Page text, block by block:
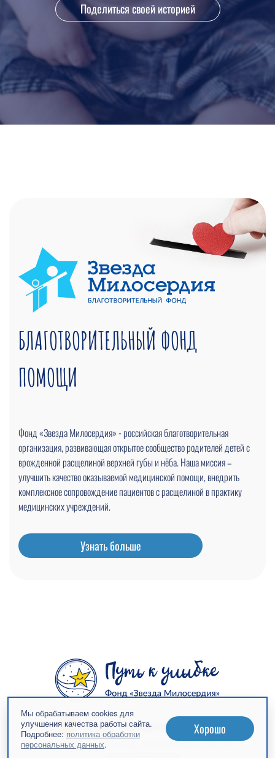
Поделиться своей историей
БЛАГОТВОРИТЕЛЬНЫЙ ФОНД
ПОМОЩИ
Фонд «Звезда Милосердия» - российская благотворительная
организация, развивающая открытое сообщество родителей детей с
врожденной расщелиной верхней губы и нёба. Наша миссия –
улучшить качество оказываемой медицинской помощи, внедрить
комплексное сопровождение пациентов с расщелиной в практику
медицинских учреждений.
Узнать больше
© Благотворительный фонд помощи «Звезда Милосердия», 2009-2026
Мы обрабатываем cookies для
улучшения качества работы сайта.
Подробнее: политика обработки
персональных данных.
Хорошо